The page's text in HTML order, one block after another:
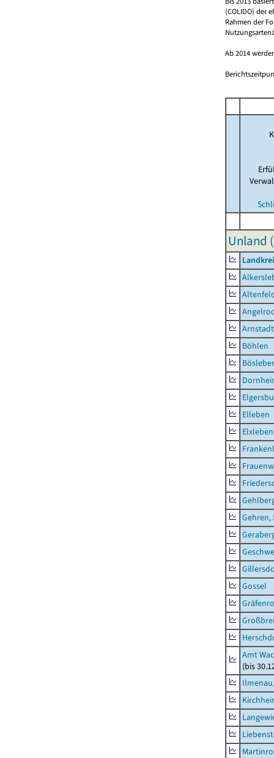
(COLIDO) der
Rahmen der
Ab 2014
Unland
Böhlen
Elleben
Elxleben
Gehren,
Gossel
Amt
(bis